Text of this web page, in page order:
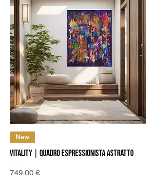
New
Vitality | Quadro Espressionista Astratto
Prezzo
749,00 €